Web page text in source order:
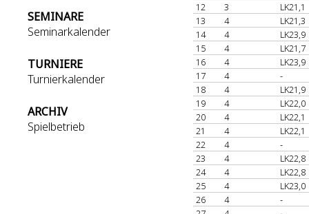
SEMINARE
Seminarkalender
TURNIERE
Turnierkalender
ARCHIV
Spielbetrieb
12
3
LK21,1
13
4
LK21,3
14
4
LK23,9
15
4
LK21,7
16
4
LK23,9
17
4
-
18
4
LK21,9
19
4
LK22,0
20
4
LK22,1
21
4
LK22,1
22
4
-
23
4
LK22,8
24
4
LK22,8
25
4
LK23,0
26
4
-